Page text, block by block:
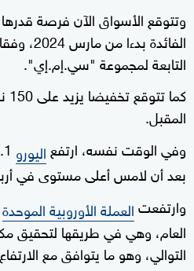
الفائدة
التابعة لمجموعة "سي.إم.إي".
المقبل.
وفي الوقت نفسه، ارتفع اليورو
بعد أن لامس أعلى مستوى في أربعة أشهر
وارتفعتالعملة الأوروبية الموحدة
العام، وهي في طريقها لتحقيق
التوالي، وهو ما يتوافق مع